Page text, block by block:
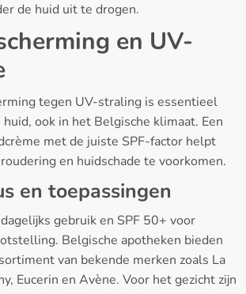
de huid uit te drogen.
en UV-
tegen UV-straling is essentieel
ook in het Belgische klimaat. Een
met de juiste SPF-factor helpt
en huidschade te voorkomen.
en toepassingen
gebruik en SPF 50+ voor
Belgische apotheken bieden
van bekende merken zoals La
Eucerin en Avène. Voor het gezicht zijn